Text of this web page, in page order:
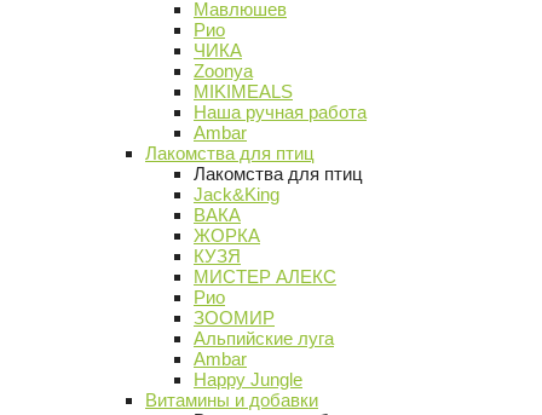
Мавлюшев
Рио
ЧИКА
Zoonya
MIKIMEALS
Наша ручная работа
Ambar
Лакомства для птиц
Лакомства для птиц
Jack&King
ВАКА
ЖОРКА
КУЗЯ
МИСТЕР АЛЕКС
Рио
ЗООМИР
Альпийские луга
Ambar
Happy Jungle
Витамины и добавки